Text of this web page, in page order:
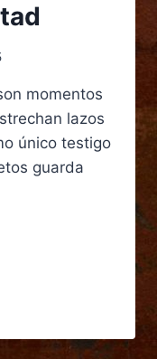
momentos
lazos
único testigo
guarda